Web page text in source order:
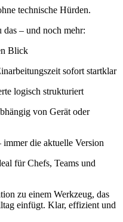
technische Hürden.
– und noch mehr:
Blick
sofort startklar
logisch strukturiert
von Gerät oder
die aktuelle Version
für Chefs, Teams und
zu einem Werkzeug, das
einfügt. Klar, effizient und